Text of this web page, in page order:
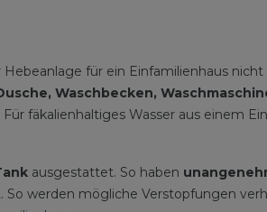
für ein Einfamilienhaus
Waschbecken,
fäkalienhaltiges Wasser aus einem
ausgestattet. So haben
werden mögliche Verstopfungen